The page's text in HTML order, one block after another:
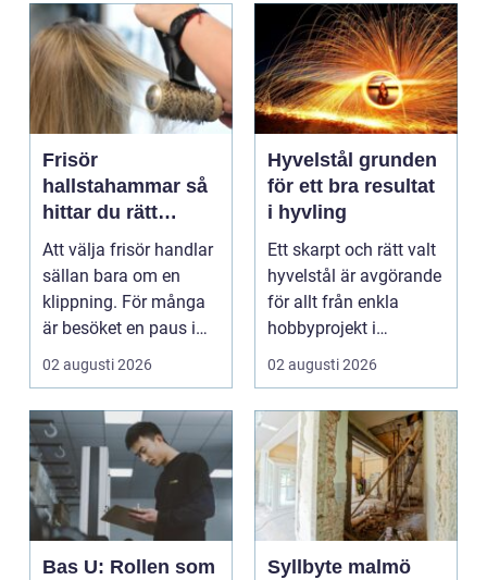
Frisör
hallstahammar så
hittar du rätt
salong för stil,
kvalitet och känsla
Att välja frisör handlar
sällan bara om en
klippning. För många
är besöket en paus i
vardagen, ett s...
02 augusti 2026
Hyvelstål grunden
för ett bra resultat
i hyvling
Ett skarpt och rätt valt
hyvelstål är avgörande
för allt från enkla
hobbyprojekt i
verkstaden till k...
02 augusti 2026
Bas U: Rollen som
Syllbyte malmö